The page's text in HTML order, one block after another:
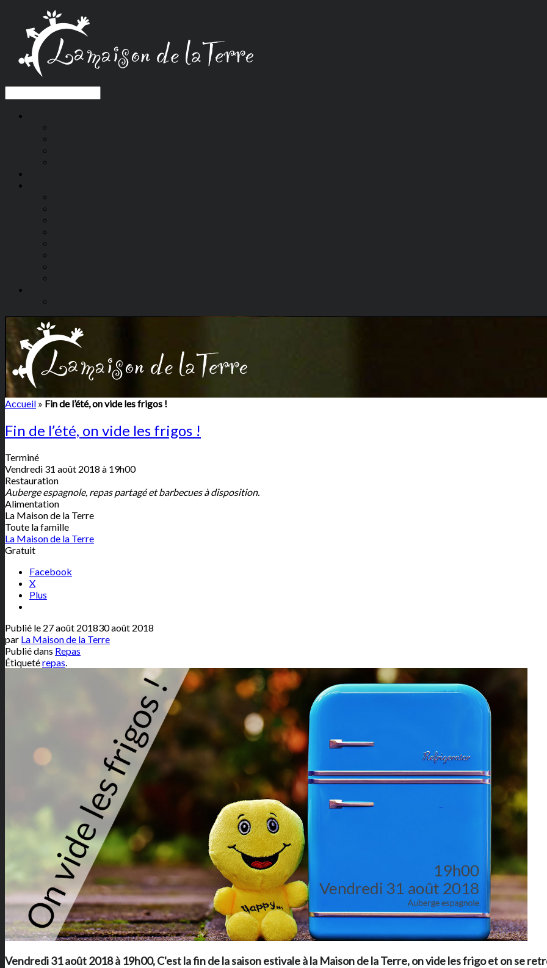
Accueil » Fin de l’été, on vide les frigos !
Fin de l’été, on vide les frigos !
Terminé
Vendredi 31 août 2018 à 19h00
Restauration
Auberge espagnole, repas partagé et barbecues à disposition.
Alimentation
La Maison de la Terre
Toute la famille
La Maison de la Terre
Gratuit
Facebook
X
Plus
Publié le 27 août 201830 août 2018
par La Maison de la Terre
Publié dans Repas
Étiquetérepas.
Vendredi 31 août 2018 à 19h00, C'est la fin de la saison estivale àla Maison de la Terre, on vide les frigo et on se